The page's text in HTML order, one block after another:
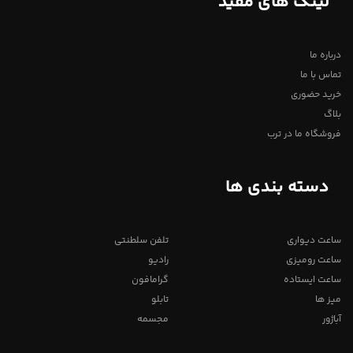
درباره ما
تماس با ما
خرید حضوری
بلاگ
فروشگاه ما در ترب
دسته بندی ها
ساعت دیواری
ساعت رومیزی
ساعت ایستاده
میز ها
آباژور
تلفن سلطنتی
رادیو
گرامافون
تابلو
مجسمه